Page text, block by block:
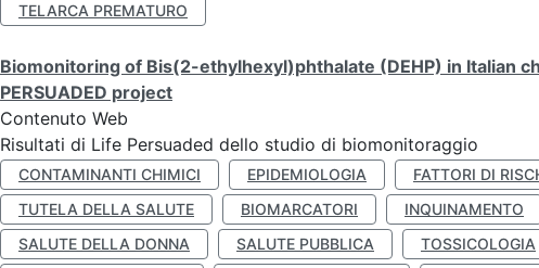
TELARCA PREMATURO
Biomonitoring of Bis(2-ethylhexyl)phthalate (DEHP) in Italian
PERSUADED project
Contenuto Web
Risultati di Life Persuaded dello studio di biomonitoraggio
CONTAMINANTI CHIMICI EPIDEMIOLOGIA FATTORI DI
TUTELA DELLA SALUTE
BIOMARCATORI INQUINAMENTO
SALUTE DELLA DONNA
SALUTE PUBBLICA TOSSICOLOGIA